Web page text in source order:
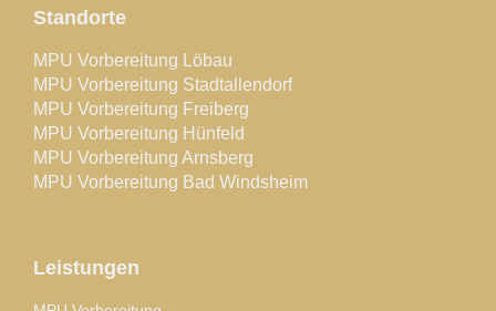
Standorte
MPU Vorbereitung Löbau
MPU Vorbereitung Stadtallendorf
MPU Vorbereitung Freiberg
MPU Vorbereitung Hünfeld
MPU Vorbereitung Arnsberg
MPU Vorbereitung Bad Windsheim
Leistungen